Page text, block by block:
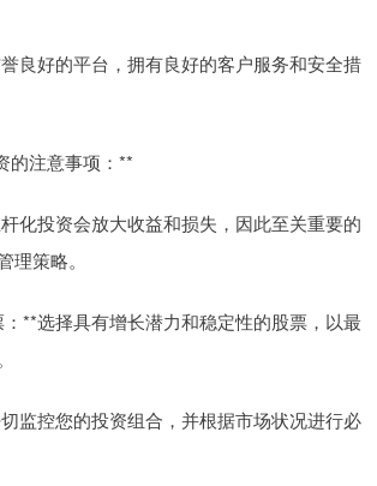
良好的平台，拥有良好的客户服务和安全措
的注意事项：**
化投资会放大收益和损失，因此至关重要的
理策略。
**选择具有增长潜力和稳定性的股票，以最
监控您的投资组合，并根据市场状况进行必